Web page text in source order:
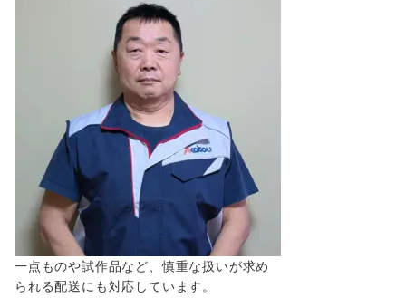
一点ものや試作品など、慎重な扱いが求め
られる配送にも対応しています。